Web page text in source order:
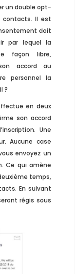
un double opt-
contacts. Il est
doit
par lequel la
façon libre,
accord au
personnel la
?
en deux
son accord
Une
Aucune case
envoyez un
Ce qui amène
temps,
En suivant
régis sous